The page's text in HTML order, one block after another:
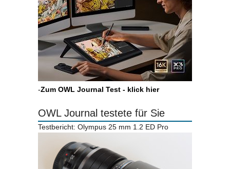
-Zum OWL Journal Test - klick hier
OWL Journal testete für Sie
Testbericht: Olympus 25 mm 1.2 ED Pro